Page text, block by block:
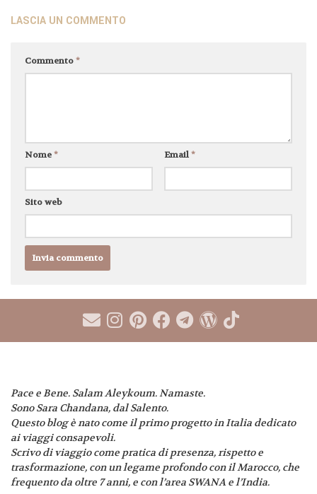
LASCIA UN COMMENTO
Commento*
Nome* Email*
Sito web
Pace e Bene. Salam Aleykoum. Namaste.
Sono Sara Chandana, dal Salento.
Questo blog è nato come il primo progetto in Italia dedicato
ai viaggi consapevoli.
Scrivo di viaggio come pratica di presenza, rispetto e
trasformazione, con un legame profondo con il Marocco, che
frequento da oltre 7 anni, e con l’area SWANA e l’India.